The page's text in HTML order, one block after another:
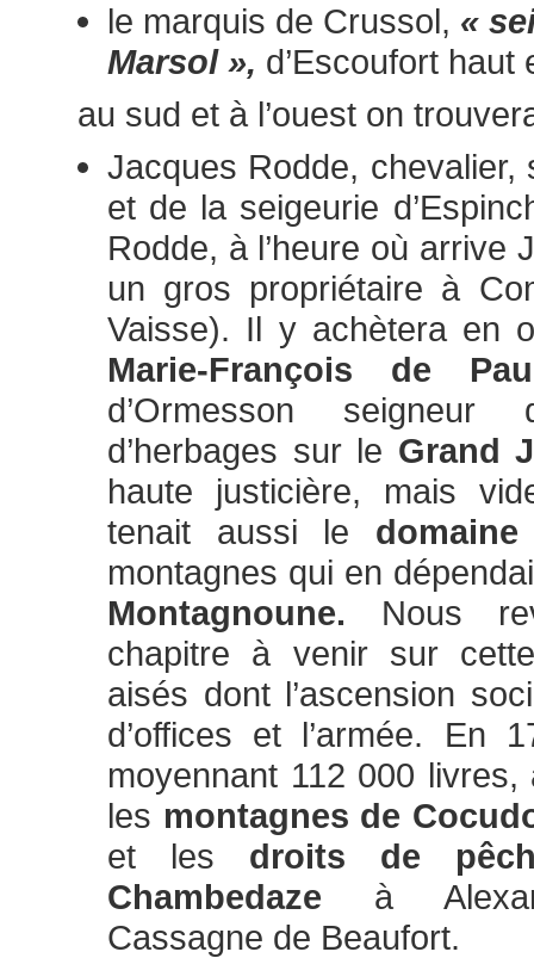
le marquis de Crussol, «
Marsol », d’Escoufort
au sud et à l’ouest on
Jacques Rodde, chevalier,
et de la seigeurie
Rodde, à l’heure où arrive
un gros propriétaire à
Vaisse). Il y achètera en
Marie-François de
d’Ormesson
d’herbages sur le Grand
haute justicière, mais
tenait aussi le
montagnes qui en
Montagnoune. Nous
chapitre à venir sur
aisés dont l’ascension
d’offices et l’armée. En
moyennant 112 000
les montagnes de
et les droits de
Chambedaze à
Cassagne de Beaufort.